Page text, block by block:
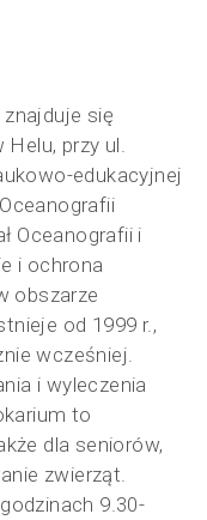
się
przy ul.
edukacyjnej
Oceanografii i
i ochrona
obszarze
od 1999 r.,
wcześniej.
i wyleczenia
to
dla seniorów,
zwierząt.
9.30-